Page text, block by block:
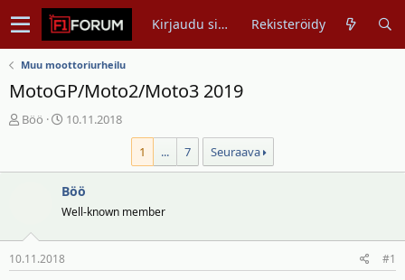
Kirjaudu sisään Rekisteröidy
Muu moottoriurheilu
MotoGP/Moto2/Moto3 2019
V
s
e
t
Böö
A
i
t
u
p
10.11.2018
1
... 7 Seuraava
Böö
Well-known member
10.11.2018 #1